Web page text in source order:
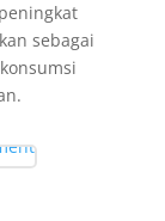
sebagai